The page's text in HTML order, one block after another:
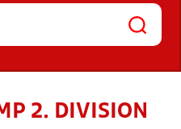
2. DIVISION